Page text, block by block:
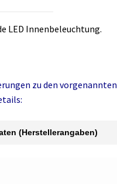
LED Innenbeleuchtung.
zu den vorgenannten
(Herstellerangaben)